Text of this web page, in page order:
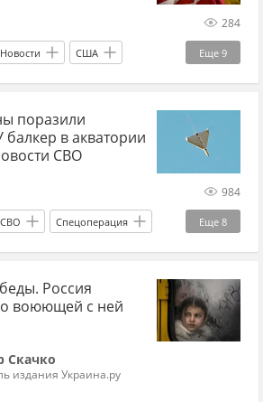
284
Еще 9
Новости США
Дональд Трамп
Украина.ру
Мир без границ
поразили
в акватории
СВО
984
Еще 8
СВО Спецоперация
Киев
Владимир Зеленский
ВКС
Россия
воюющей с ней
Скачко
издания Украина.ру